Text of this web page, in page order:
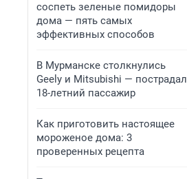
соспеть зеленые помидоры
дома — пять самых
эффективных способов
В Мурманске столкнулись
Geely и Mitsubishi — пострадал
18-летний пассажир
Как приготовить настоящее
мороженое дома: 3
проверенных рецепта